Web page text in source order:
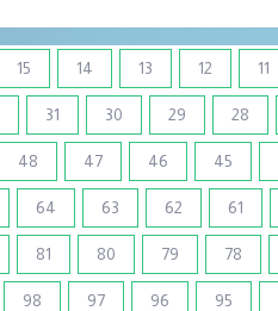
11
12
13
14
15
28
29
30
31
45
46
47
48
61
62
63
64
78
79
80
81
95
96
97
98